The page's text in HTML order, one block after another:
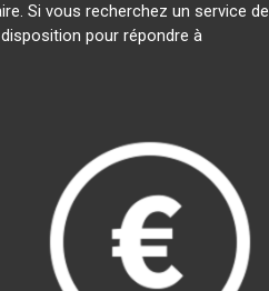
Si vous recherchez un service de
pour répondre à